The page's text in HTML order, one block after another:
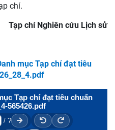
chí.
Tạp chí Nghiên cứu Lịch sử
mục Tạp chí đạt tiêu